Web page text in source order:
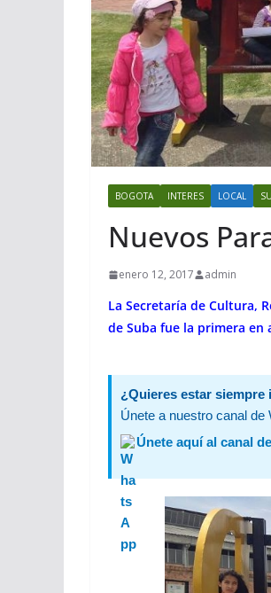
BOGOTA INTERES LOCAL
Nuevos
enero 12, 2017 admin
La Secretaría de Cultura,
de Suba fue la primera
¿Quieres estar siempre
Únete a nuestro canal
Únete aquí al canal